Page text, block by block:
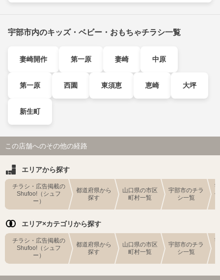
宇部市内のキッズ・ベビー・おもちゃチラシ一覧
妻崎開作 第一原 妻崎 中原
第一原 西園 東須恵 恵崎 大坪
新生町
この店舗へのその他の経路
エリアから探す
チラシ・広告掲載の
Shufoo!（シュフ
ー）
都道府県から
探す
山口県の市区
町村一覧
宇部市のチラ
シ一覧
エリア×カテゴリから探す
チラシ・広告掲載の
Shufoo!（シュフ
ー）
都道府県から
探す
山口県の市区
町村一覧
宇部市のチラ
シ一覧